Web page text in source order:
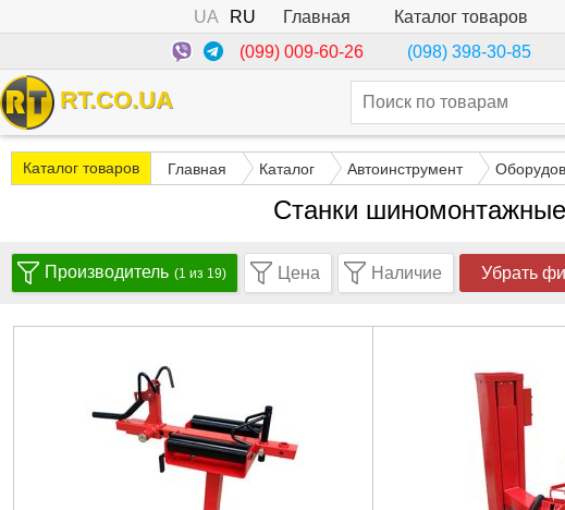
UA RU Главная Каталог товаров
(099) 009-60-26
(098) 398-30-85
RT.CO.UA
Каталог товаров Главная Каталог Автоинструмент
Станки
Производитель (1 из 19) Цена Наличие Убрать